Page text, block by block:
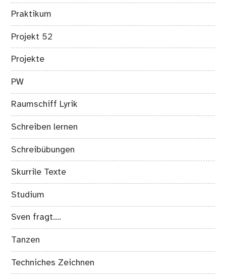
Praktikum
Projekt 52
Projekte
PW
Raumschiff Lyrik
Schreiben lernen
Schreibübungen
Skurrile Texte
Studium
Sven fragt….
Tanzen
Techniches Zeichnen